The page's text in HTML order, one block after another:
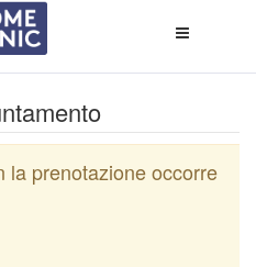
di
la prenotazione occorre